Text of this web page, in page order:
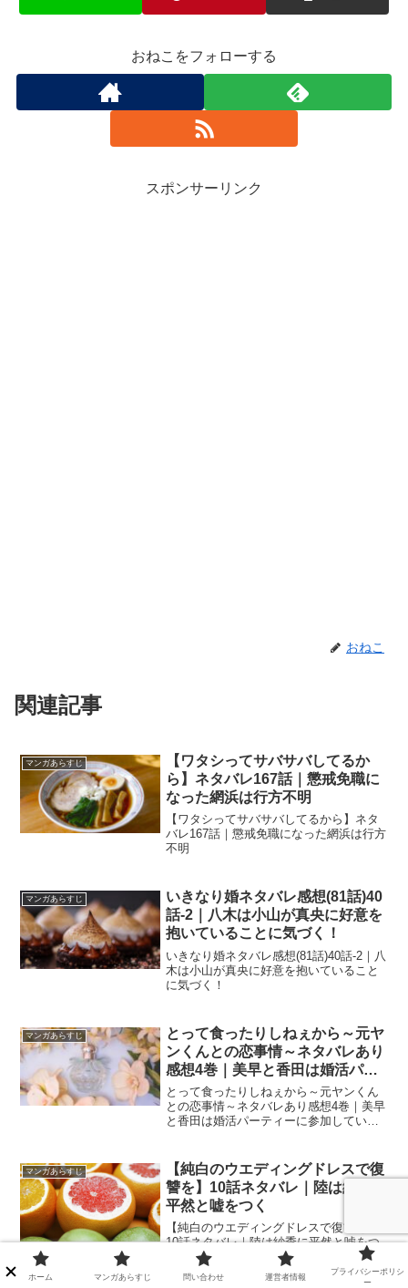
おねこをフォローする
スポンサーリンク
おねこ
関連記事
マンガあらすじ
【ワタシってサバサバしてるか
ら】ネタバレ167話｜懲戒免職に
なった網浜は行方不明
【ワタシってサバサバしてるから】ネタ
バレ167話｜懲戒免職になった網浜は行方
不明
マンガあらすじ
いきなり婚ネタバレ感想(81話)40
話-2｜八木は小山が真央に好意を
抱いていることに気づく！
いきなり婚ネタバレ感想(81話)40話-2｜八
木は小山が真央に好意を抱いていること
に気づく！
マンガあらすじ
とって食ったりしねぇから～元ヤ
ンくんとの恋事情～ネタバレあり
感想4巻｜美早と香田は婚活パー
ティーに参加していた！？
とって食ったりしねぇから～元ヤンくん
との恋事情～ネタバレあり感想4巻｜美早
と香田は婚活パーティーに参加してい
マンガあらすじ
【純白のウエディングドレスで復
讐を】10話ネタバレ｜陸は紗季に
平然と嘘をつく
【純白のウエディングドレスで復讐を】
10話ネタバレ｜陸は紗季に平然と嘘をつ
ホーム マンガあらすじ 問い合わせ 運営者情報
プライバシーポリシ
ー